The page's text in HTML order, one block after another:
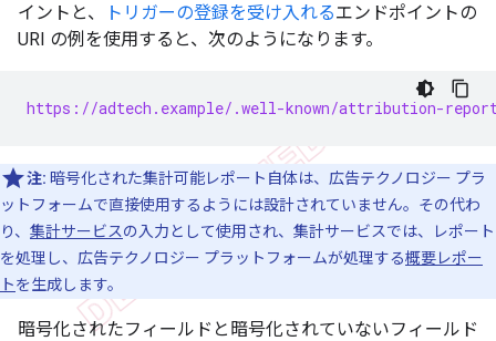
イントと、
トリガーの登録を受け入れるエンドポイントの
URI の例を使用すると、次のようになります。
https://adtech.example/.well-known/attribution-
注: 暗号化された集計可能レポート自体は、広告テクノロジー プラ
ットフォームで直接使用するようには設計されていません。その代わ
り、 集計サービスの入力として使用され、集計サービスでは、レポート
を処理し、広告テクノロジー プラットフォームが処理する概要レポー
トを生成します。
暗号化されたフィールドと暗号化されていないフィールド